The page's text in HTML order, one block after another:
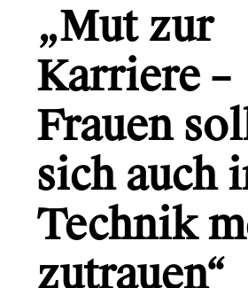
Austrian Audio
Gründerio
Learning Hospital
Friends in Flats
LG
Monsterfreunde
„Mut zur
Karriere –
Frauen
sich auch
Technik
zutrauen“